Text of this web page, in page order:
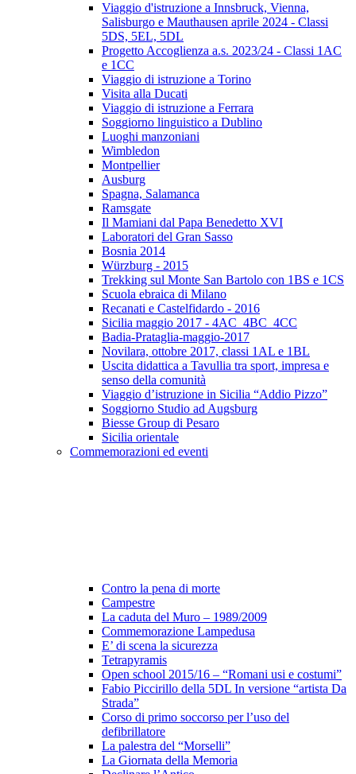
Viaggio d'istruzione a Innsbruck, Vienna,
Salisburgo e Mauthausen aprile 2024 - Classi
5DS, 5EL, 5DL
Progetto Accoglienza a.s. 2023/24 - Classi 1AC
e 1CC
Viaggio di istruzione a Torino
Visita alla Ducati
Viaggio di istruzione a Ferrara
Soggiorno linguistico a Dublino
Luoghi manzoniani
Wimbledon
Montpellier
Ausburg
Spagna, Salamanca
Ramsgate
Il Mamiani dal Papa Benedetto XVI
Laboratori del Gran Sasso
Bosnia 2014
Würzburg - 2015
Trekking sul Monte San Bartolo con 1BS e 1CS
Scuola ebraica di Milano
Recanati e Castelfidardo - 2016
Sicilia maggio 2017 - 4AC_4BC_4CC
Badia-Prataglia-maggio-2017
Novilara, ottobre 2017, classi 1AL e 1BL
Uscita didattica a Tavullia tra sport, impresa e
senso della comunità
Viaggio d’istruzione in Sicilia “Addio Pizzo”
Soggiorno Studio ad Augsburg
Biesse Group di Pesaro
Sicilia orientale
Commemorazioni ed eventi
Contro la pena di morte
Campestre
La caduta del Muro – 1989/2009
Commemorazione Lampedusa
E’ di scena la sicurezza
Tetrapyramis
Open school 2015/16 – “Romani usi e costumi”
Fabio Piccirillo della 5DL In versione “artista Da
Strada”
Corso di primo soccorso per l’uso del
defibrillatore
La palestra del “Morselli”
La Giornata della Memoria